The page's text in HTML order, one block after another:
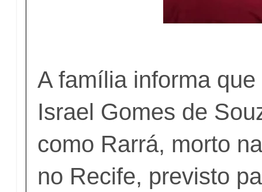
A família informa
Israel Gomes de
como Rarrá, morto
no Recife, previsto